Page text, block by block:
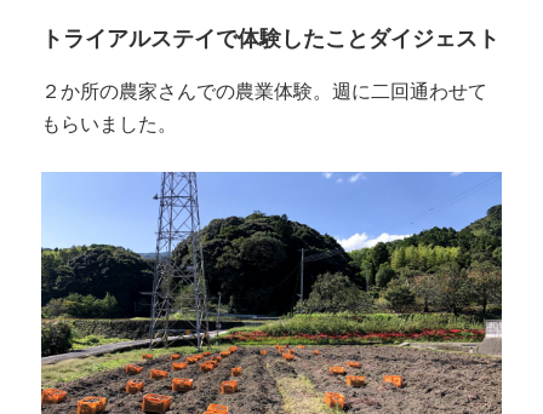
トライアルステイで体験したことダイジェスト
２か所の農家さんでの農業体験。週に二回通わせて
もらいました。